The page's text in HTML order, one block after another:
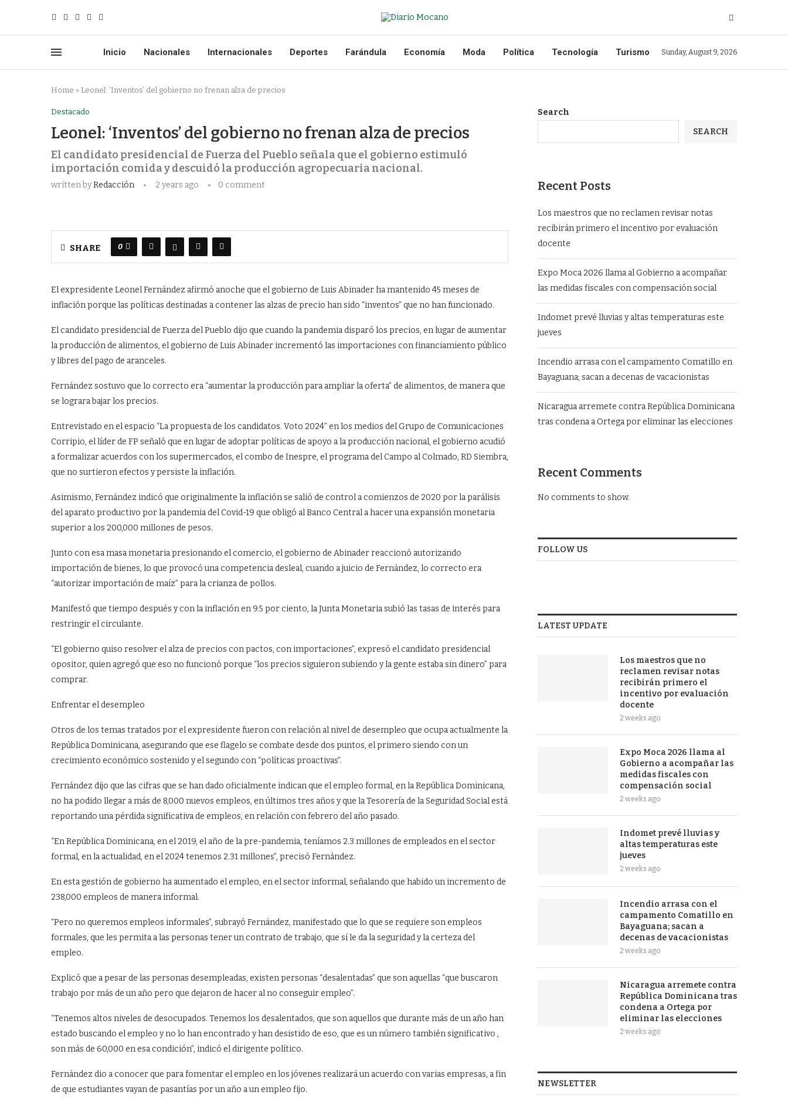
Inicio Nacionales Internacionales Deportes Farándula Economía Moda Política Tecnología Turismo Sunday, August 9, 2026
Home » Leonel: ‘Inventos’ del gobierno no frenan alza de precios
Destacado
Leonel: ‘Inventos’ del gobierno no frenan alza de precios
El candidato presidencial de Fuerza del Pueblo señala que el gobierno estimuló
importación comida y descuidó la producción agropecuaria nacional.
written byRedacción 2 years ago 0 comment
SHARE 0
El expresidente Leonel Fernández afirmó anoche que el gobierno de Luis Abinader ha mantenido 45 meses de
inflación porque las políticas destinadas a contener las alzas de precio han sido “inventos” que no han funcionado.
El candidato presidencial de Fuerza del Pueblo dijo que cuando la pandemia disparó los precios, en lugar de aumentar
la producción de alimentos, el gobierno de Luis Abinader incrementó las importaciones con financiamiento público
y libres del pago de aranceles.
Fernández sostuvo que lo correcto era “aumentar la producción para ampliar la oferta” de alimentos, de manera que
se lograra bajar los precios.
Entrevistado en el espacio “La propuesta de los candidatos. Voto 2024” en los medios del Grupo de Comunicaciones
Corripio, el líder de FP señaló que en lugar de adoptar políticas de apoyo a la producción nacional, el gobierno acudió
a formalizar acuerdos con los supermercados, el combo de Inespre, el programa del Campo al Colmado, RD Siembra,
que no surtieron efectos y persiste la inflación.
Asimismo, Fernández indicó que originalmente la inflación se salió de control a comienzos de 2020 por la parálisis
del aparato productivo por la pandemia del Covid-19 que obligó al Banco Central a hacer una expansión monetaria
superior a los 200,000 millones de pesos.
Junto con esa masa monetaria presionando el comercio, el gobierno de Abinader reaccionó autorizando
importación de bienes, lo que provocó una competencia desleal, cuando a juicio de Fernández, lo correcto era
“autorizar importación de maíz” para la crianza de pollos.
Manifestó que tiempo después y con la inflación en 9.5 por ciento, la Junta Monetaria subió las tasas de interés para
restringir el circulante.
“El gobierno quiso resolver el alza de precios con pactos, con importaciones”, expresó el candidato presidencial
opositor, quien agregó que eso no funcionó porque “los precios siguieron subiendo y la gente estaba sin dinero” para
comprar.
Enfrentar el desempleo
Otros de los temas tratados por el expresidente fueron con relación al nivel de desempleo que ocupa actualmente la
República Dominicana, asegurando que ese flagelo se combate desde dos puntos, el primero siendo con un
crecimiento económico sostenido y el segundo con “políticas proactivas”.
Fernández dijo que las cifras que se han dado oficialmente indican que el empleo formal, en la República Dominicana,
no ha podido llegar a más de 8,000 nuevos empleos, en últimos tres años y que la Tesorería de la Seguridad Social está
reportando una pérdida significativa de empleos, en relación con febrero del año pasado.
“En República Dominicana, en el 2019, el año de la pre-pandemia, teníamos 2.3 millones de empleados en el sector
formal, en la actualidad, en el 2024 tenemos 2.31 millones”, precisó Fernández.
En esta gestión de gobierno ha aumentado el empleo, en el sector informal, señalando que habido un incremento de
238,000 empleos de manera informal.
“Pero no queremos empleos informales”, subrayó Fernández, manifestado que lo que se requiere son empleos
formales, que les permita a las personas tener un contrato de trabajo, que sí le da la seguridad y la certeza del
empleo.
Explicó que a pesar de las personas desempleadas, existen personas “desalentadas” que son aquellas “que buscaron
trabajo por más de un año pero que dejaron de hacer al no conseguir empleo”.
“Tenemos altos niveles de desocupados. Tenemos los desalentados, que son aquellos que durante más de un año han
estado buscando el empleo y no lo han encontrado y han desistido de eso, que es un número también significativo ,
son más de 60,000 en esa condición”, indicó el dirigente político.
Fernández dio a conocer que para fomentar el empleo en los jóvenes realizará un acuerdo con varias empresas, a fin
de que estudiantes vayan de pasantías por un año a un empleo fijo.
Search
SEARCH
Recent Posts
Los maestros que no reclamen revisar notas
recibirán primero el incentivo por evaluación
docente
Expo Moca 2026 llama al Gobierno a acompañar
las medidas fiscales con compensación social
Indomet prevé lluvias y altas temperaturas este
jueves
Incendio arrasa con el campamento Comatillo en
Bayaguana; sacan a decenas de vacacionistas
Nicaragua arremete contra República Dominicana
tras condena a Ortega por eliminar las elecciones
Recent Comments
No comments to show.
FOLLOW US
LATEST UPDATE
Los maestros que no
reclamen revisar notas
recibirán primero el
incentivo por evaluación
docente
2 weeks ago
Expo Moca 2026 llama al
Gobierno a acompañar las
medidas fiscales con
compensación social
2 weeks ago
Indomet prevé lluvias y
altas temperaturas este
jueves
2 weeks ago
Incendio arrasa con el
campamento Comatillo en
Bayaguana; sacan a
decenas de vacacionistas
2 weeks ago
Nicaragua arremete contra
República Dominicana tras
condena a Ortega por
eliminar las elecciones
2 weeks ago
NEWSLETTER